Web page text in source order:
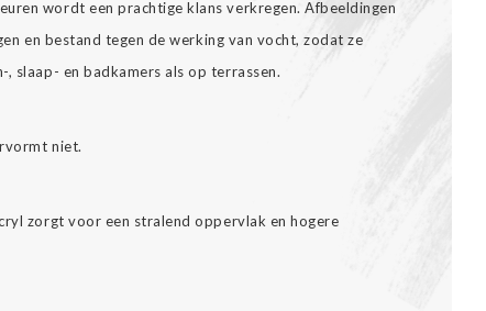
wordt een prachtige klans verkregen. Afbeeldingen
en bestand tegen de werking van vocht, zodat ze
slaap- en badkamers als op terrassen.
niet.
zorgt voor een stralend oppervlak en hogere